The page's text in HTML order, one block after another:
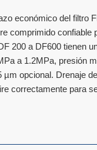
económico del filtro
comprimido
200 a DF600 tienen
a 1.2MPa, presión
opcional. Drenaje
correctamente para